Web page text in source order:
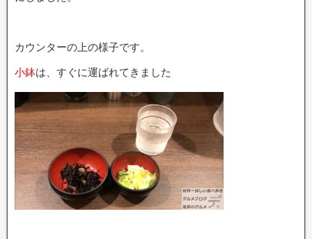
カウンターの上の様子です。
小鉢は、すぐに運ばれてきました